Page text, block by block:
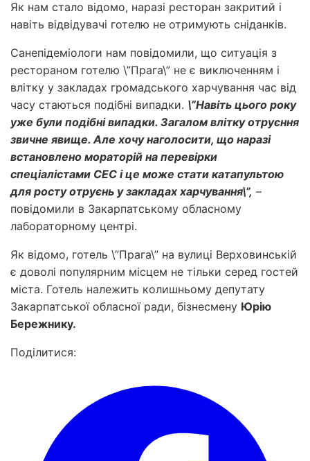
Як нам стало відомо, наразі ресторан закритий і
навіть відвідувачі готелю не отримують сніданків.
Санепідеміологи нам повідомили, що ситуація з
рестораном готелю \”Прага\” не є виключенням і
влітку у закладах громадського харчування час від
часу стаються подібні випадки. \”Навіть цього року
уже були подібні випадки. Загалом влітку отруєння
звичне явище. Але хочу наголосити, що наразі
встановлено мораторій на перевірки
спеціалістами СЕС і це може стати катапультою
для росту отруєнь у закладах харчування\”, –
повідомили в Закарпатському обласному
лабораторному центрі.
Як відомо, готель \”Прага\” на вулиці Верховинській
є доволі популярним місцем не тільки серед гостей
міста. Готель належить колишньому депутату
Закарпатської обласної ради, бізнесмену Юрію
Бережнику.
Поділитися: